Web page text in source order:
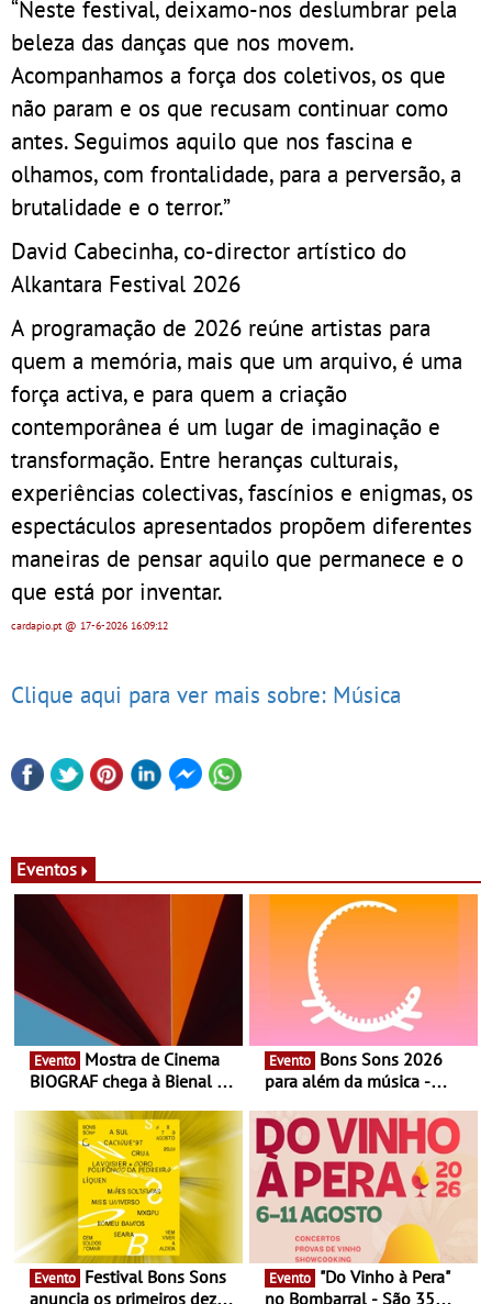
“Neste festival, deixamo-nos deslumbrar pela
beleza das danças que nos movem.
Acompanhamos a força dos coletivos, os que
não param e os que recusam continuar como
antes. Seguimos aquilo que nos fascina e
olhamos, com frontalidade, para a perversão, a
brutalidade e o terror.”
David Cabecinha, co-director artístico do
Alkantara Festival 2026
A programação de 2026 reúne artistas para
quem a memória, mais que um arquivo, é uma
força activa, e para quem a criação
contemporânea é um lugar de imaginação e
transformação. Entre heranças culturais,
experiências colectivas, fascínios e enigmas, os
espectáculos apresentados propõem diferentes
maneiras de pensar aquilo que permanece e o
que está por inventar.
cardapio.pt@ 17-6-2026 16:09:12
Clique aqui para ver mais sobre: Música
Eventos
Evento
BIOGRAF chega à Bienal de
Documentário, ensaio
fílmico e práticas artísticas
Evento
para além da música -
percursos, oficinas,
atividades para toda a
família e muito mais
Evento
anuncia os primeiros dez
Evento
no Bombarral - São 35